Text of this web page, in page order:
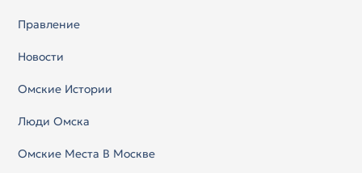
Правление
Новости
Омские Истории
Люди Омска
Омские Места В Москве